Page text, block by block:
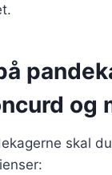
og
skal